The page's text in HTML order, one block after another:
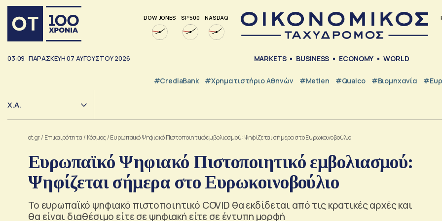
DOW JONES SP 500 NASDAQ
03:09 ΠΑΡΑΣΚΕΥΗ07 ΑΥΓΟΥΣΤΟΥ2026 MARKETS BUSINESS ECONOMY WORLD
#CrediaBank #Χρηματιστήριο Αθηνών #metlen #Qualco #Βιομηχανία
Χ.Α.
ot.gr/ Επικαιρότητα / Κόσμος/Ευρωπαϊκό Ψηφιακό Πιστοποιητικό εμβολιασμού: Ψηφίζεται σήμερα στο Ευρωκοινοβούλιο
Ευρωπαϊκό Ψηφιακό Πιστοποιητικό εμβολιασμού:
Ψηφίζεται σήμερα στο Ευρωκοινοβούλιο
Το ευρωπαϊκό ψηφιακό πιστοποιητικό COVID θα εκδίδεται από τις κρατικές αρχές και
θα είναι διαθέσιμο είτε σε ψηφιακή είτε σε έντυπη μορφή